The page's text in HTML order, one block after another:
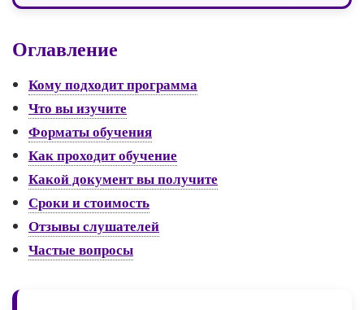
Оглавление
Кому подходит программа
Что вы изучите
Форматы обучения
Как проходит обучение
Какой документ вы получите
Сроки и стоимость
Отзывы слушателей
Частые вопросы